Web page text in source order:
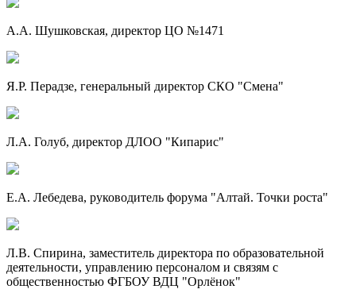
А.А. Шушковская, директор ЦО №1471
Я.Р. Перадзе, генеральный директор СКО "Смена"
Л.А. Голуб, директор ДЛОО "Кипарис"
Е.А. Лебедева, руководитель форума "Алтай. Точки роста"
Л.В. Спирина, заместитель директора по образовательной
деятельности, управлению персоналом и связям с
общественностью ФГБОУ ВДЦ "Орлёнок"